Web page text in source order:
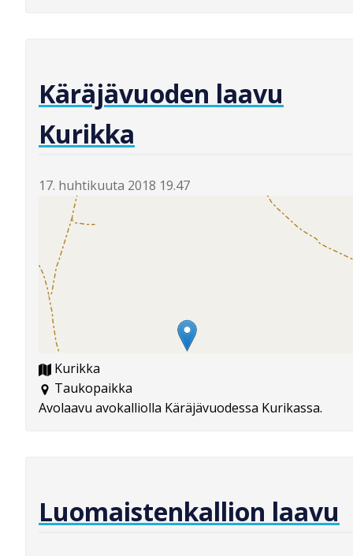
Käräjävuoden laavu
Kurikka
17. huhtikuuta 2018 19.47
Kurikka
Taukopaikka
Avolaavu avokalliolla Käräjävuodessa Kurikassa.
Luomaistenkallion laavu